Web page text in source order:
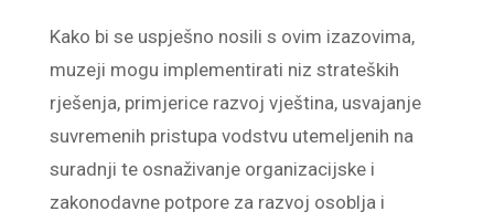
Kako bi se uspješno nosili s ovim izazovima,
muzeji mogu implementirati niz strateških
rješenja, primjerice razvoj vještina, usvajanje
suvremenih pristupa vodstvu utemeljenih na
suradnji te osnaživanje organizacijske i
zakonodavne potpore za razvoj osoblja i